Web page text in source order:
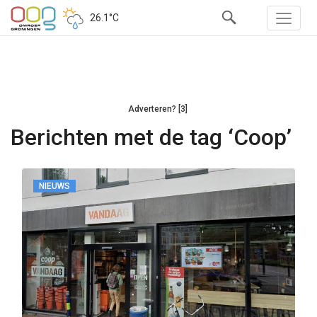
26.1°C
Adverteren? [3]
Berichten met de tag ‘Coop’
NIEUWS